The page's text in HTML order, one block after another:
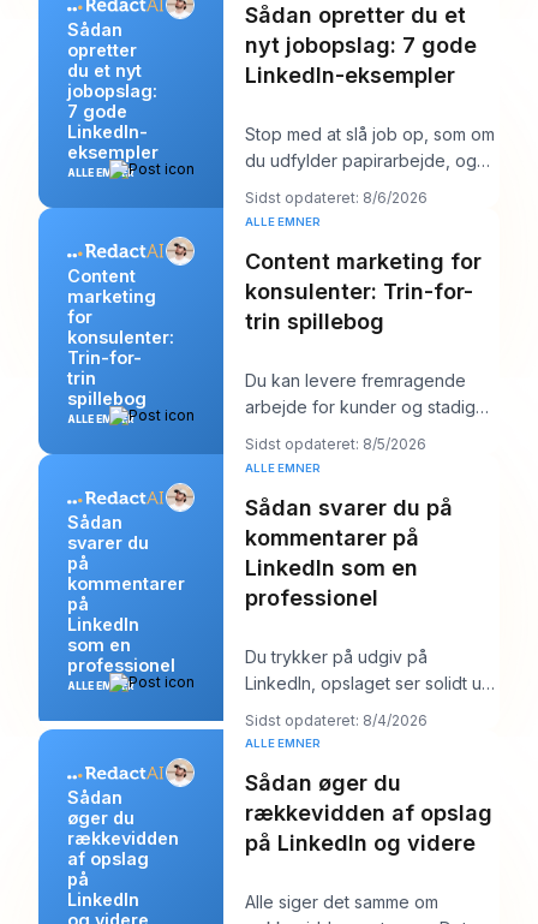
Sådan
opretter
du et nyt
jobopslag:
7 gode
LinkedIn-
eksempler
ALLE EMNER
Sådan opretter du et
nyt jobopslag: 7 gode
LinkedIn-eksempler
Stop med at slå job op, som om
du udfylder papirarbejde, og
begynd at skrive dem, som om
du prøver a
Sidst opdateret: 8/6/2026
Content
marketing
for
konsulenter:
Trin-for-
trin
spillebog
ALLE EMNER
ALLE EMNER
Content marketing for
konsulenter: Trin-for-
trin spillebog
Du kan levere fremragende
arbejde for kunder og stadig
føle dig mærkeligt usynlig
online. Arbejdet b
Sidst opdateret: 8/5/2026
Sådan
svarer du
på
kommentarer
på
LinkedIn
som en
professionel
ALLE EMNER
ALLE EMNER
Sådan svarer du på
kommentarer på
LinkedIn som en
professionel
Du trykker på udgiv på
LinkedIn, opslaget ser solidt ud,
og så begynder arbejdet. Et
par kommentarer
Sidst opdateret: 8/4/2026
Sådan
øger du
rækkevidden
af opslag
på
LinkedIn
ALLE EMNER
Sådan øger du
rækkevidden af opslag
på LinkedIn og videre
Alle siger det samme om